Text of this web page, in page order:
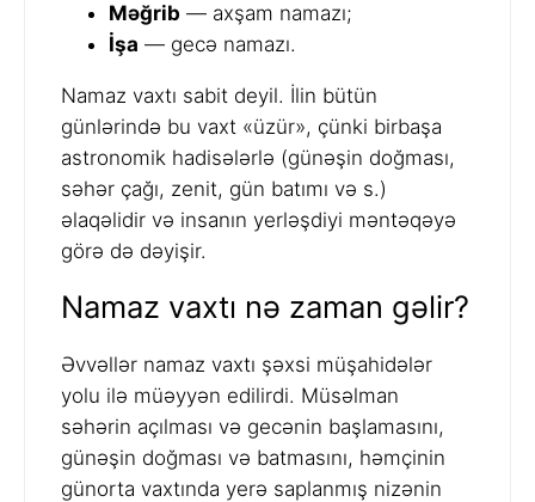
Məğrib — axşam namazı;
İşa — gecə namazı.
Namaz vaxtı sabit deyil. İlin bütün
günlərində bu vaxt «üzür», çünki birbaşa
astronomik hadisələrlə (günəşin doğması,
səhər çağı, zenit, gün batımı və s.)
əlaqəlidir və insanın yerləşdiyi məntəqəyə
görə də dəyişir.
Namaz vaxtı nə zaman gəlir?
Əvvəllər namaz vaxtı şəxsi müşahidələr
yolu ilə müəyyən edilirdi. Müsəlman
səhərin açılması və gecənin başlamasını,
günəşin doğması və batmasını, həmçinin
günorta vaxtında yerə saplanmış nizənin